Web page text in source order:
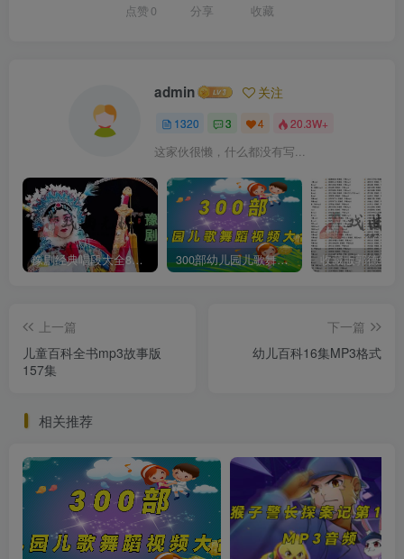
点赞 0 分享 收藏
admin 关注
1320 3 4 20.3W+
这家伙很懒，什么都没有写...
豫剧经典唱段大全850首mp3打包戏曲下载 300部幼儿园儿歌舞蹈视频大合集
上一篇
儿童百科全书mp3故事版
157集
下一篇
幼儿百科16集MP3格式
相关推荐